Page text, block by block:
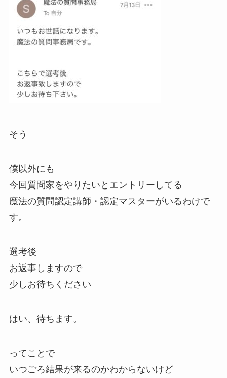
そう
僕以外にも
今回質問家をやりたいとエントリーしてる
魔法の質問認定講師・認定マスターがいるわけで
す。
選考後
お返事しますので
少しお待ちください
はい、待ちます。
ってことで
いつごろ結果が来るのかわからないけど